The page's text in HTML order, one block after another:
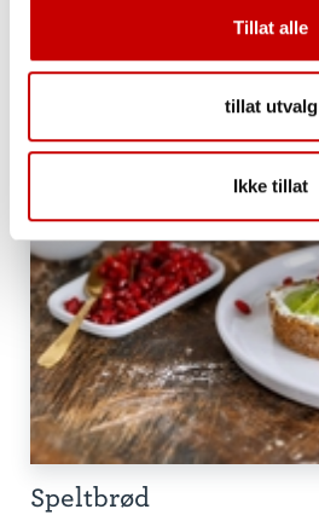
Tillat alle
tillat utvalg
Ikke tillat
Speltbrød